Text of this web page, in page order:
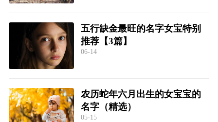
五行缺金最旺的名字女宝特别
推荐【3篇】
06-14
农历蛇年六月出生的女宝宝的
名字（精选）
05-15